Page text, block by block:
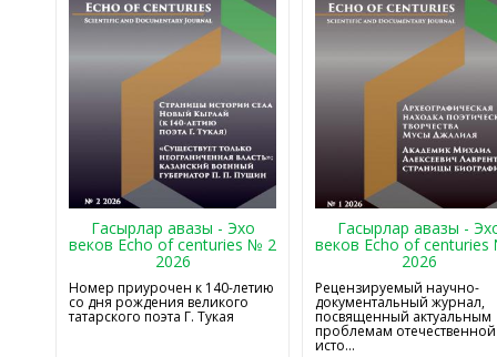
Гасырлар авазы - Эхо
веков Echo of centuries № 2
2026
Номер приурочен к 140-летию
со дня рождения великого
татарского поэта Г. Тукая
Гасырлар авазы -
веков Echo of
2026
Рецензируемый научно-
документальный журнал,
посвященный актуальным
проблемам отечественной
исто...